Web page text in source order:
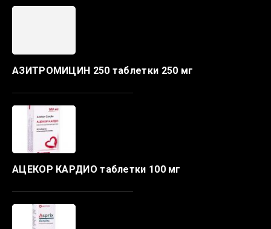
АЗИТРОМИЦИН 250 таблетки 250 мг
АЦЕКОР КАРДИО таблетки 100 мг